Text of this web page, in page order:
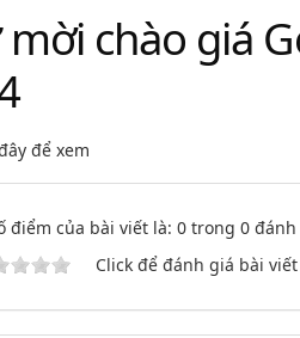
chào giá
để xem
điểm của bài viết là: 0 trong 0
Click để đánh giá bài viết